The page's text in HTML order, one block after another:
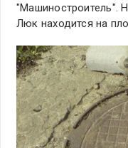
"Машиностроитель".
Люк находится на